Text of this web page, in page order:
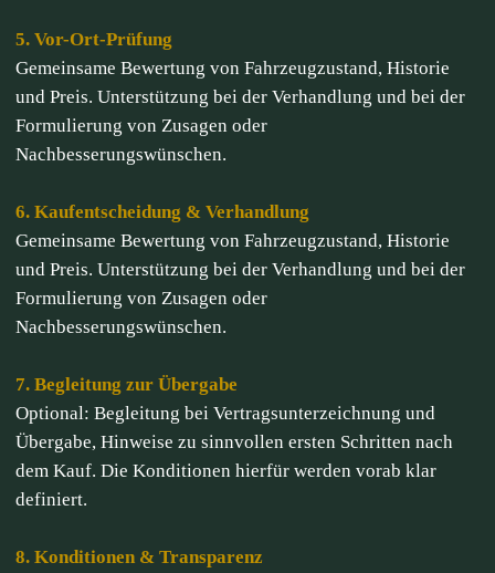
5. Vor-Ort-Prüfung
Gemeinsame Bewertung von Fahrzeugzustand, Historie
und Preis. Unterstützung bei der Verhandlung und bei der
Formulierung von Zusagen oder
Nachbesserungswünschen.
6. Kaufentscheidung & Verhandlung
Gemeinsame Bewertung von Fahrzeugzustand, Historie
und Preis. Unterstützung bei der Verhandlung und bei der
Formulierung von Zusagen oder
Nachbesserungswünschen.
7. Begleitung zur Übergabe
Optional: Begleitung bei Vertragsunterzeichnung und
Übergabe, Hinweise zu sinnvollen ersten Schritten nach
dem Kauf. Die Konditionen hierfür werden vorab klar
definiert.
8. Konditionen & Transparenz